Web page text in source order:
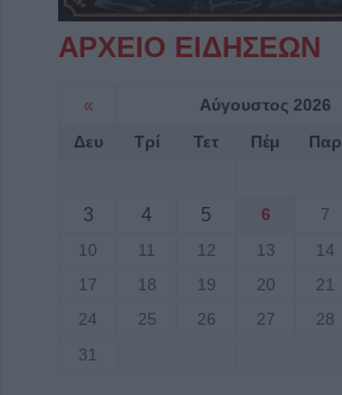
ΑΡΧΕΙΟ ΕΙΔΗΣΕΩΝ
« Αύγουστος 2026
Δευ Τρί Τετ Πέμ Παρ
3
4 5 6 7
10
11 12 13 14
17
18 19 20 21
24
25 26 27 28
31